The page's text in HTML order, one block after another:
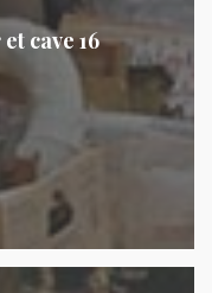
cave 16